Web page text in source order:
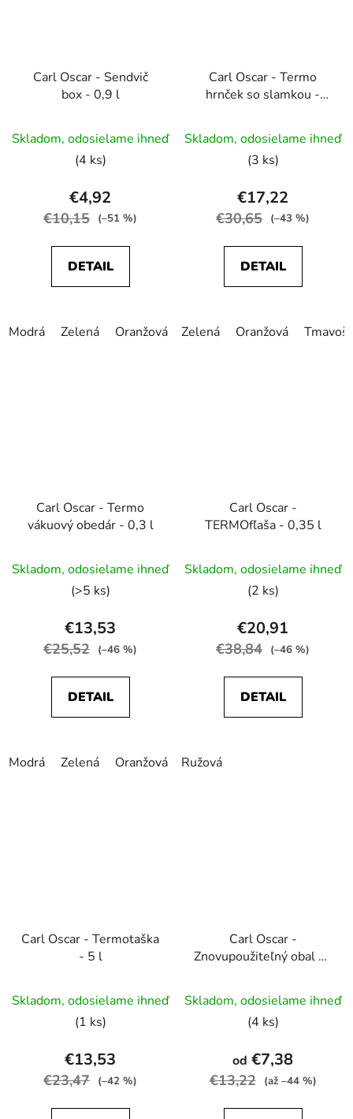
Carl Oscar - Sendvič
box - 0,9 l
hodnotenie
produktu
je
5,0
hviezdičiek.
Skladom, odosielame ihneď
(4 ks)
€4,92
€10,15 (–51 %)
DETAIL
Modrá Zelená Oranžová Tmavošedá Ružová
Carl Oscar - Termo
hrnček so slamkou -
Skladom, odosielame ihneď
(3 ks)
€17,22
€30,65 (–43 %)
DETAIL
Zelená Oranžová
Carl Oscar - Termo
vákuový obedár - 0,3 l
Skladom, odosielame ihneď
(>5 ks)
€13,53
€25,52 (–46 %)
DETAIL
Modrá Zelená Oranžová Tmavošedá
Carl Oscar -
TERMOfľaša - 0,35 l
Skladom, odosielame ihneď
(2 ks)
€20,91
€38,84 (–46 %)
DETAIL
Ružová
Carl Oscar - Termotaška
- 5 l
Skladom, odosielame ihneď
(1 ks)
€13,53
€23,47 (–42 %)
Carl Oscar -
Znovupoužiteľný obal na
Skladom, odosielame ihneď
(4 ks)
od €7,38
€13,22 (až –44 %)